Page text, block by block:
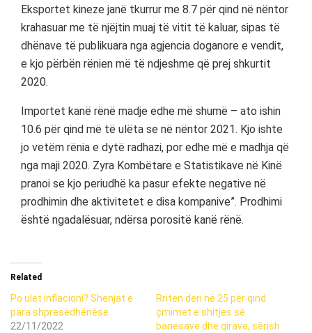
Eksportet kineze janë tkurrur me 8.7 për qind në nëntor
krahasuar me të njëjtin muaj të vitit të kaluar, sipas të
dhënave të publikuara nga agjencia doganore e vendit,
e kjo përbën rënien më të ndjeshme që prej shkurtit
2020.
Importet kanë rënë madje edhe më shumë – ato ishin
10.6 për qind më të ulëta se në nëntor 2021. Kjo ishte
jo vetëm rënia e dytë radhazi, por edhe më e madhja që
nga maji 2020. Zyra Kombëtare e Statistikave në Kinë
pranoi se kjo periudhë ka pasur efekte negative në
prodhimin dhe aktivitetet e disa kompanive”. Prodhimi
është ngadalësuar, ndërsa porositë kanë rënë.
Related
Po ulet inflacioni? Shenjat e
para shpresëdhënëse
22/11/2022
Rriten deri në 25 për qind
çmimet e shitjes së
banesave dhe qirave, sërish